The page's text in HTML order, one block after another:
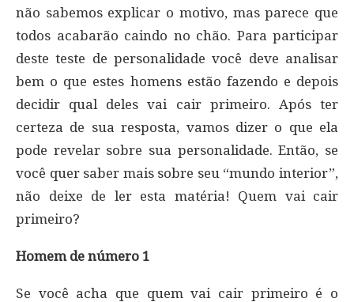
não sabemos explicar o motivo, mas parece que
todos acabarão caindo no chão. Para participar
deste teste de personalidade você deve analisar
bem o que estes homens estão fazendo e depois
decidir qual deles vai cair primeiro. Após ter
certeza de sua resposta, vamos dizer o que ela
pode revelar sobre sua personalidade. Então, se
você quer saber mais sobre seu “mundo interior”,
não deixe de ler esta matéria! Quem vai cair
primeiro?
Homem de número 1
Se você acha que quem vai cair primeiro é o